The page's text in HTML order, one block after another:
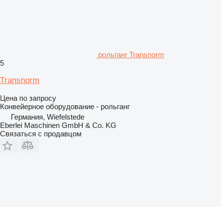
рольганг Transnorm
5
Transnorm
Цена по запросу
Конвейерное оборудование - рольганг
Германия, Wiefelstede
Eberlei Maschinen GmbH & Co. KG
Связаться с продавцом